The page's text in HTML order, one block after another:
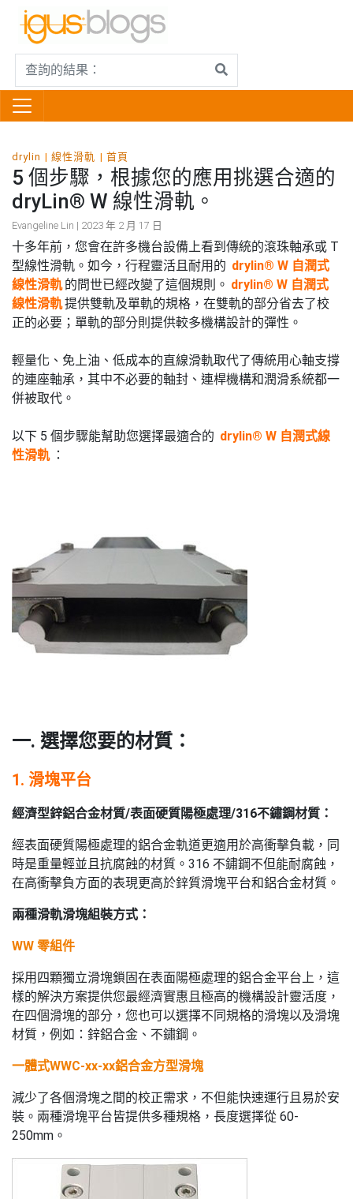
drylin 線性滑軌 首頁
5 個步驟，根據您的應用挑選合適的
dryLin® W 線性滑軌。
Evangeline Lin | 2023 年 2 月 17 日
十多年前，您會在許多機台設備上看到傳統的滾珠軸承或 T
型線性滑軌。如今，行程靈活且耐用的 drylin® W 自潤式
線性滑軌 的問世已經改變了這個規則。 drylin® W 自潤式
線性滑軌提供雙軌及單軌的規格，在雙軌的部分省去了校
正的必要；單軌的部分則提供較多機構設計的彈性。
輕量化、免上油、低成本的直線滑軌取代了傳統用心軸支撐
的連座軸承，其中不必要的軸封、連桿機構和潤滑系統都一
併被取代。
以下 5 個步驟能幫助您選擇最適合的 drylin® W 自潤式線
性滑軌 ：
一. 選擇您要的材質：
1. 滑塊平台
經濟型鋅鋁合金材質/表面硬質陽極處理/316不鏽鋼材質：
經表面硬質陽極處理的鋁合金軌道更適用於高衝擊負載，同
時是重量輕並且抗腐蝕的材質。316 不鏽鋼不但能耐腐蝕，
在高衝擊負方面的表現更高於鋅質滑塊平台和鋁合金材質。
兩種滑軌滑塊組裝方式：
WW 零組件
採用四顆獨立滑塊鎖固在表面陽極處理的鋁合金平台上，這
樣的解決方案提供您最經濟實惠且極高的機構設計靈活度，
在四個滑塊的部分，您也可以選擇不同規格的滑塊以及滑塊
材質，例如：鋅鋁合金、不鏽鋼。
一體式WWC-xx-xx鋁合金方型滑塊
減少了各個滑塊之間的校正需求，不但能快速運行且易於安
裝。兩種滑塊平台皆提供多種規格，長度選擇從 60-
250mm。